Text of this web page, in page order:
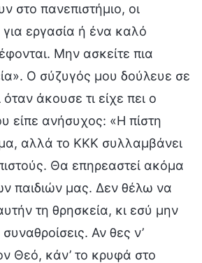
στο πανεπιστήμιο, οι
για εργασία ή ένα καλό
Μην ασκείτε πια
Ο σύζυγός μου δούλευε σε
άκουσε τι είχε πει ο
είπε ανήσυχος: «Η πίστη
αλλά το ΚΚΚ συλλαμβάνει
Θα επηρεαστεί ακόμα
παιδιών μας. Δεν θέλω να
τη θρησκεία, κι εσύ μην
Αν θες ν’
Θεό, κάν’ το κρυφά στο